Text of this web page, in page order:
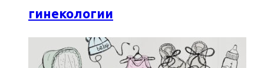
гинекологии